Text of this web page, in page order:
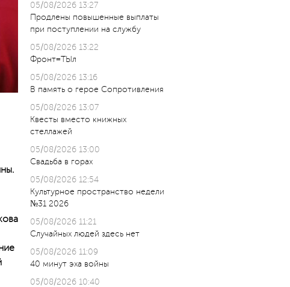
05/08/2026 13:27
Продлены повышенные выплаты
при поступлении на службу
05/08/2026 13:22
Фронт=ТЫл
05/08/2026 13:16
В память о герое Сопротивления
05/08/2026 13:07
Квесты вместо книжных
стеллажей
05/08/2026 13:00
Свадьба в горах
05/08/2026 12:54
Культурное пространство недели
№31 2026
05/08/2026 11:21
Случайных людей здесь нет
05/08/2026 11:09
40 минут эха войны
05/08/2026 10:40